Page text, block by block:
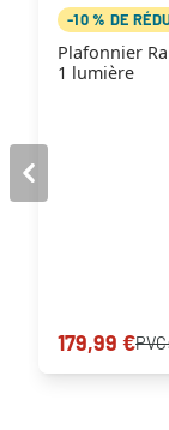
-10 % DE
Plafonnier
1 lumière
179,99 €